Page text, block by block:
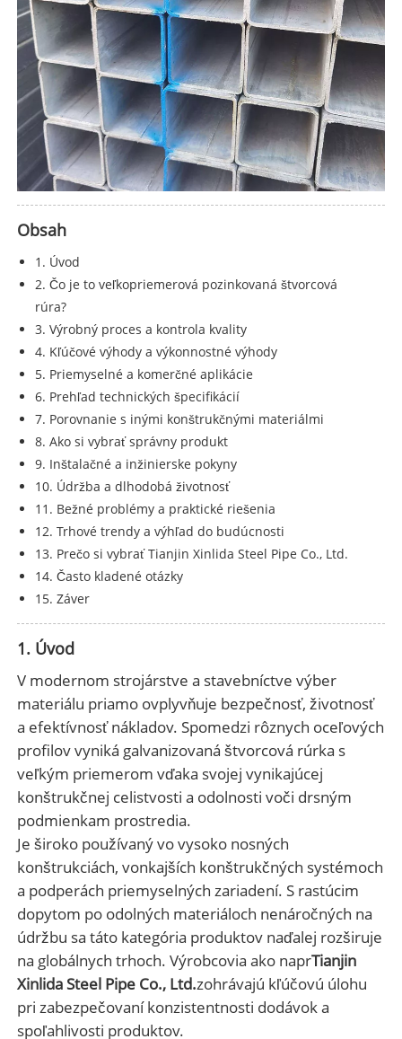
Obsah
1. Úvod
2. Čo je to veľkopriemerová pozinkovaná štvorcová
rúra?
3. Výrobný proces a kontrola kvality
4. Kľúčové výhody a výkonnostné výhody
5. Priemyselné a komerčné aplikácie
6. Prehľad technických špecifikácií
7. Porovnanie s inými konštrukčnými materiálmi
8. Ako si vybrať správny produkt
9. Inštalačné a inžinierske pokyny
10. Údržba a dlhodobá životnosť
11. Bežné problémy a praktické riešenia
12. Trhové trendy a výhľad do budúcnosti
13. Prečo si vybrať Tianjin Xinlida Steel Pipe Co., Ltd.
14. Často kladené otázky
15. Záver
1. Úvod
V modernom strojárstve a stavebníctve výber
materiálu priamo ovplyvňuje bezpečnosť, životnosť
a efektívnosť nákladov. Spomedzi rôznych oceľových
profilov vyniká galvanizovaná štvorcová rúrka s
veľkým priemerom vďaka svojej vynikajúcej
konštrukčnej celistvosti a odolnosti voči drsným
podmienkam prostredia.
Je široko používaný vo vysoko nosných
konštrukciách, vonkajších konštrukčných systémoch
a podperách priemyselných zariadení. S rastúcim
dopytom po odolných materiáloch nenáročných na
údržbu sa táto kategória produktov naďalej rozširuje
na globálnych trhoch. Výrobcovia ako naprTianjin
Xinlida Steel Pipe Co., Ltd.zohrávajú kľúčovú úlohu
pri zabezpečovaní konzistentnosti dodávok a
spoľahlivosti produktov.